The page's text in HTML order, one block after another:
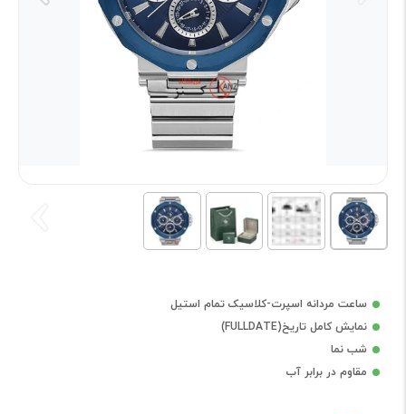
ساعت مردانه اسپرت-کلاسیک تمام استیل
نمایش کامل تاریخ(FULLDATE)
شب نما
مقاوم در برابر آب